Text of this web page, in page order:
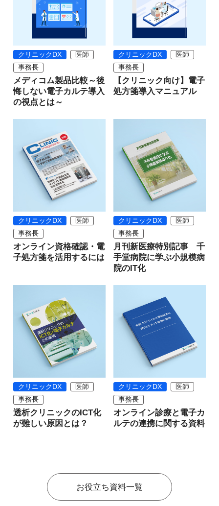
クリニックDX
医師
事務長
メディコム製品比較～後
悔しない電子カルテ導入
の視点とは～
クリニックDX
医師
事務長
【クリニック向け】電子
処方箋導入マニュアル
クリニックDX
医師
事務長
オンライン資格確認・電
子処方箋を活用するには
クリニックDX
医師
事務長
月刊新医療特別記事 千
手堂病院に学ぶ小規模病
院のIT化
クリニックDX
医師
事務長
透析クリニックのICT化
が難しい原因とは？
クリニックDX
医師
事務長
オンライン診療と電子カ
ルテの連携に関する資料
お役立ち資料一覧